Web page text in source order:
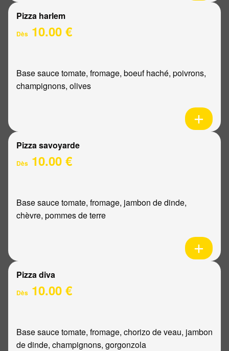
Pizza harlem
Dès 10.00 €
Base sauce tomate, fromage, boeuf haché, poivrons,
champignons, olives
Pizza savoyarde
Dès 10.00 €
Base sauce tomate, fromage, jambon de dinde,
chèvre, pommes de terre
Pizza diva
Dès 10.00 €
Base sauce tomate, fromage, chorizo de veau, jambon
de dinde, champignons, gorgonzola